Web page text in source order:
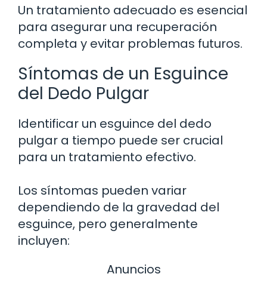
Un tratamiento adecuado es esencial
para asegurar una recuperación
completa y evitar problemas futuros.
Síntomas de un Esguince
del Dedo Pulgar
Identificar un esguince del dedo
pulgar a tiempo puede ser crucial
para un tratamiento efectivo.
Los síntomas pueden variar
dependiendo de la gravedad del
esguince, pero generalmente
incluyen:
Anuncios